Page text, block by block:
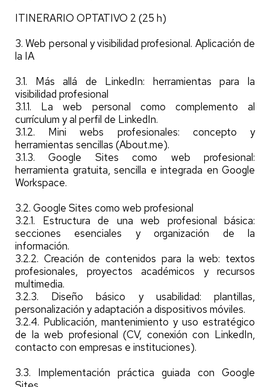
ITINERARIO OPTATIVO 2 (25 h)
3. Web personal y visibilidad profesional. Aplicación de
la IA
3.1. Más allá de LinkedIn: herramientas para la
visibilidad profesional
3.1.1. La web personal como complemento al
currículum y al perfil de LinkedIn.
3.1.2. Mini webs profesionales: concepto y
herramientas sencillas (About.me).
3.1.3. Google Sites como web profesional:
herramienta gratuita, sencilla e integrada en Google
Workspace.
3.2. Google Sites como web profesional
3.2.1. Estructura de una web profesional básica:
secciones esenciales y organización de la
información.
3.2.2. Creación de contenidos para la web: textos
profesionales, proyectos académicos y recursos
multimedia.
3.2.3. Diseño básico y usabilidad: plantillas,
personalización y adaptación a dispositivos móviles.
3.2.4. Publicación, mantenimiento y uso estratégico
de la web profesional (CV, conexión con LinkedIn,
contacto con empresas e instituciones).
3.3. Implementación práctica guiada con Google